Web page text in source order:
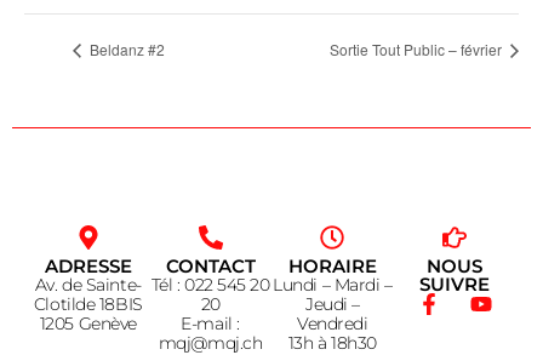
Beldanz #2 Sortie Tout Public – février
ADRESSE
Av. de Sainte-
Clotilde 18BIS
1205 Genève
CONTACT
Tél : 022 545 20
20
E-mail :
mqj@mqj.ch
HORAIRE
Lundi – Mardi –
Jeudi –
Vendredi
13h à 18h30
NOUS
SUIVRE